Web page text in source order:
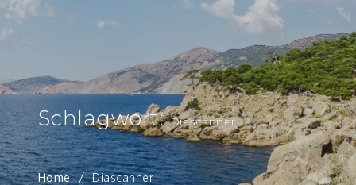
Schlagwort:Diascanner
Home Diascanner